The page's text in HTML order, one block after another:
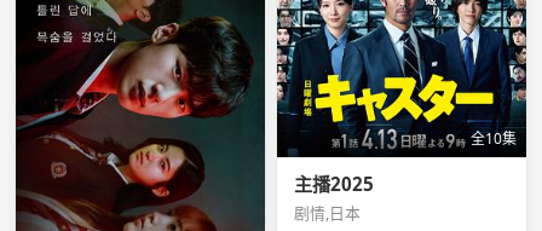
全10集
主播2025
剧情,日本